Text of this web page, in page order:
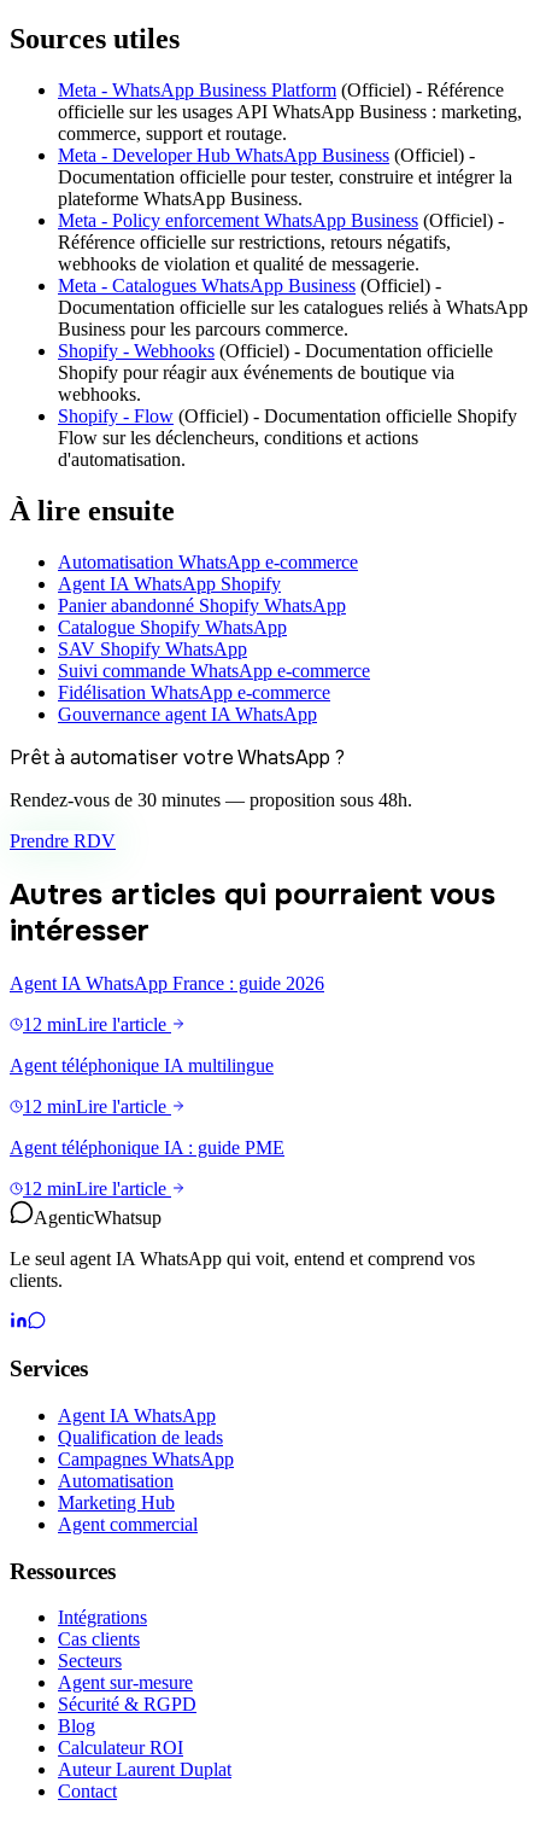
Sources utiles
Meta - WhatsApp Business Platform (Officiel) - Référence
officielle sur les usages API WhatsApp Business : marketing,
commerce, support et routage.
Meta - Developer Hub WhatsApp Business (Officiel) -
Documentation officielle pour tester, construire et intégrer la
plateforme WhatsApp Business.
Meta - Policy enforcement WhatsApp Business (Officiel) -
Référence officielle sur restrictions, retours négatifs,
webhooks de violation et qualité de messagerie.
Meta - Catalogues WhatsApp Business (Officiel) -
Documentation officielle sur les catalogues reliés à WhatsApp
Business pour les parcours commerce.
Shopify - Webhooks (Officiel) - Documentation officielle
Shopify pour réagir aux événements de boutique via
webhooks.
Shopify - Flow (Officiel) - Documentation officielle Shopify
Flow sur les déclencheurs, conditions et actions
d'automatisation.
À lire ensuite
Automatisation WhatsApp e-commerce
Agent IA WhatsApp Shopify
Panier abandonné Shopify WhatsApp
Catalogue Shopify WhatsApp
SAV Shopify WhatsApp
Suivi commande WhatsApp e-commerce
Fidélisation WhatsApp e-commerce
Gouvernance agent IA WhatsApp
Prêt à automatiser votre WhatsApp ?
Rendez-vous de 30 minutes — proposition sous 48h.
Prendre RDV
Autres articles qui pourraient vous
intéresser
Agent IA WhatsApp France : guide 2026
12 minLire l'article
Agent téléphonique IA multilingue
12 minLire l'article
Agent téléphonique IA : guide PME
12 minLire l'article
AgenticWhatsup
Le seul agent IA WhatsApp qui voit, entend et comprend vos
clients.
Services
Agent IA WhatsApp
Qualification de leads
Campagnes WhatsApp
Automatisation
Marketing Hub
Agent commercial
Ressources
Intégrations
Cas clients
Secteurs
Agent sur-mesure
Sécurité & RGPD
Blog
Calculateur ROI
Auteur Laurent Duplat
Contact